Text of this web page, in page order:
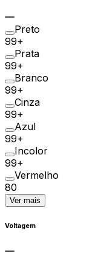
Preto
99+
Prata
99+
Branco
99+
Cinza
99+
Azul
99+
Incolor
99+
Vermelho
80
Ver mais
Voltagem